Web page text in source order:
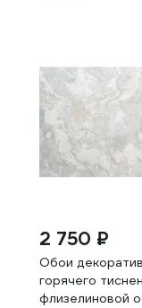
2 750 ₽
Обои
горячего
флизелиновой